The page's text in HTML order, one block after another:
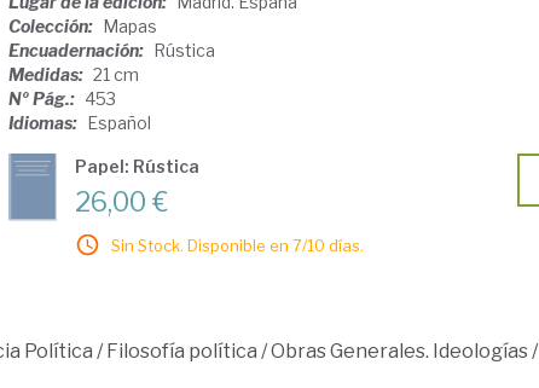
Colección: Mapas
Encuadernación: Rústica
Medidas: 21 cm
Nº Pág.: 453
Idiomas: Español
Papel: Rústica
26,00 €
Sin Stock. Disponible en 7/10 días.
Política /Filosofía política /Obras Generales. Ideologías/